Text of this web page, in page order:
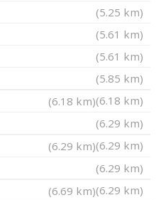
(5.25 km)
(5.61 km)
(5.61 km)
(5.85 km)
(6.18 km)
(6.18 km)
(6.29 km)
(6.29 km)
(6.29 km)
(6.29 km)
(6.29 km)
(6.69 km)